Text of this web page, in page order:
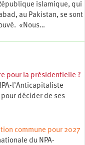
islamique, qui
au Pakistan, se sont
«Nous…
pour la présidentielle ?
l’Anticapitaliste
décider de ses
commune pour 2027
du NPA-